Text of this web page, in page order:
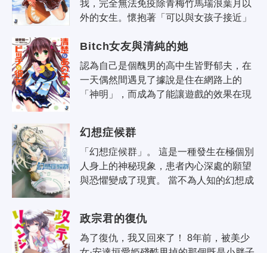
我，完全無法免疫除青梅竹馬瑞浪葉月以
外的女生。懷抱著「可以與女孩子接近」
男女合校的原女子高校——私立喜多學
院..
Bitch女友與清純的她
認為自己是個醜男的高中生皆野郁夫，在
一天偶然間遇見了據說是住在網路上的
「神明」，而成為了能讓遊戲的效果在現
認..
幻想症候群
「幻想症候群」。 這是一種發生在極個別
人身上的神秘現象，患者內心深處的願望
與恐懼變成了現實。 當不為人知的幻想成
政宗君的復仇
為了復仇，我又回來了！ 8年前，被美少